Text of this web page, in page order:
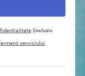
(inclusiv
serviciului